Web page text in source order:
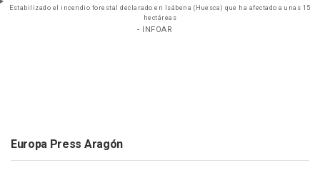
Estabilizado el incendio forestal declarado en Isábena (Huesca) que ha afectado a unas 15
hectáreas
- INFOAR
Europa Press Aragón